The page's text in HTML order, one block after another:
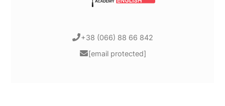
+38 (066) 88 66 842
[email protected]